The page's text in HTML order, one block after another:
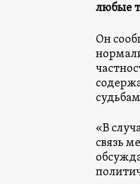
любые
Он
«В
связь